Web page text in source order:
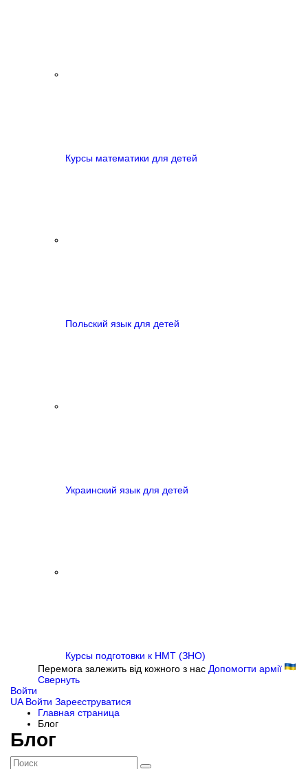
Курсы математики для детей
Польский язык для детей
Украинский язык для детей
Курсы подготовки к НМТ (ЗНО)
Перемога залежить від кожного з нас Допомогти армії
Свернуть
Войти
UA Войти Зареєструватися
Главная страница
Блог
Блог